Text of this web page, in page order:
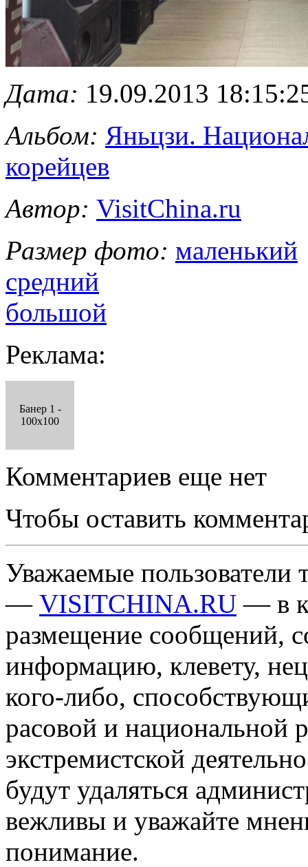
Дата: 19.09.2013
Альбом: Яньцзи.
корейцев
Автор: VisitChina.ru
Размер фото: маленький
средний
большой
Реклама:
Банер 1 -
100x100
Комментариев еще нет
Чтобы оставить
Уважаемые пользователи
— VISITCHINA.RU — в
размещение сообщений,
информацию, клевету,
кого-либо,
расовой и национальной
экстремистской
будут удаляться
вежливы и уважайте
понимание.